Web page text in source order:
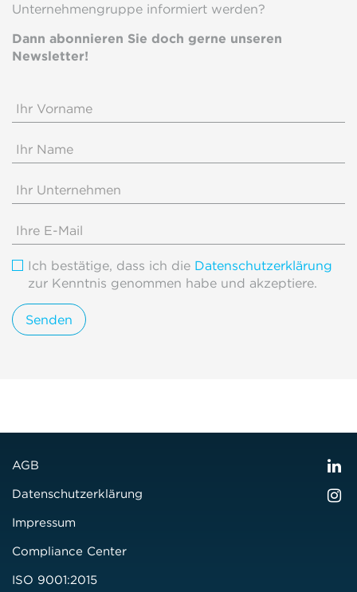
Unternehmengruppe informiert werden?
Dann abonnieren Sie doch gerne unseren
Newsletter!
Ich bestätige, dass ich die Datenschutzerklärung
zur Kenntnis genommen habe und akzeptiere.
AGB
Datenschutzerklärung
Impressum
Compliance Center
ISO 9001:2015